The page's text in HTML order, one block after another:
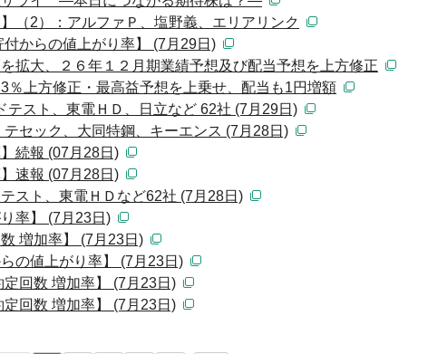
（2）：アルファＰ、塩野義、エリアリンク
からの値上がり率】 (7月29日)
拡大、２６年１２月期業績予想及び配当予想を上方修正
％上方修正・最高益予想を上乗せ、配当も1円増額
スト、東電ＨＤ、日立など 62社 (7月29日)
セック、大同特鋼、キーエンス (7月28日)
続報 (07月28日)
速報 (07月28日)
スト、東電ＨＤなど62社 (7月28日)
率】 (7月23日)
増加率】 (7月23日)
の値上がり率】 (7月23日)
回数 増加率】 (7月23日)
回数 増加率】 (7月23日)